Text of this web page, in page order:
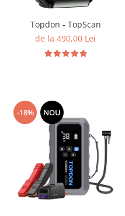
Topdon - TopScan
de la 490,00 Lei
-18% NOU